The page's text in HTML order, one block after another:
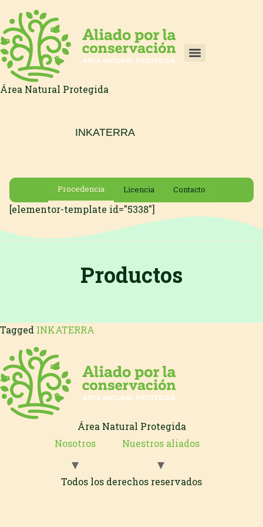
Área Natural Protegida
INKATERRA
Procedencia Licencia Contacto
[elementor-template id="5338"]
Productos
Tagged INKATERRA
Área Natural Protegida
Nosotros
Nuestros aliados
Todos los derechos reservados